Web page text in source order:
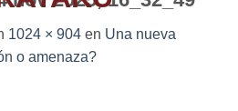
1024 × 904 en Una nueva
o amenaza?